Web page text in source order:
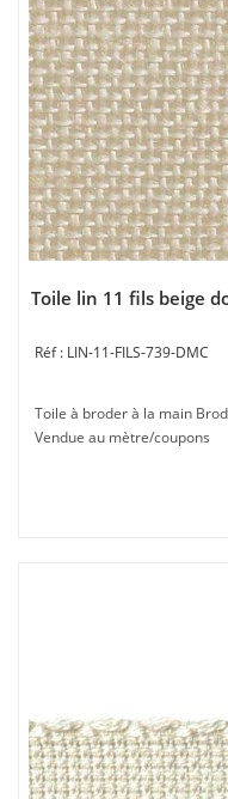
Toile lin 11 fils beige
LIN-11-FILS-739-DMC
Toile à broder à la main
Vendue au mètre/coupons